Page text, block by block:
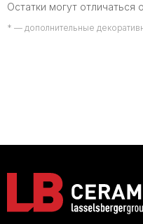
Остатки могут отличаться
* — дополнительные